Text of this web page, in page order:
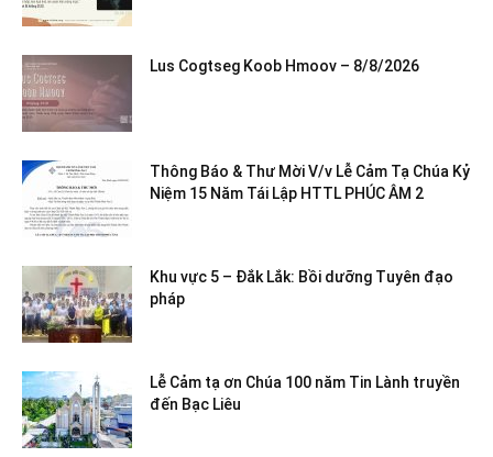
Lus Cogtseg Koob Hmoov – 8/8/2026
Thông Báo & Thư Mời V/v Lễ Cảm Tạ Chúa Kỷ
Niệm 15 Năm Tái Lập HTTL PHÚC ÂM 2
Khu vực 5 – Đắk Lắk: Bồi dưỡng Tuyên đạo
pháp
Lễ Cảm tạ ơn Chúa 100 năm Tin Lành truyền
đến Bạc Liêu